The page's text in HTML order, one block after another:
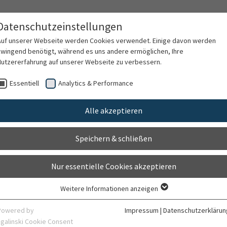
und
unserer Webseite werden Cookies verwendet. Einige davon werden
benötigt, während es uns andere ermöglichen, Ihre
auf unserer Webseite zu verbessern.
Essentiell Analytics & Performance
Alle akzeptieren
Speichern & schließen
Nur essentielle Cookies akzeptieren
Essentielle Cookies werden für grundlegende Funktionen der Webseite
benötigt. Dadurch ist gewährleistet, dass die Webseite einwandfrei
Weitere Informationen anzeigen
by
Cookie Consent
Impressum |